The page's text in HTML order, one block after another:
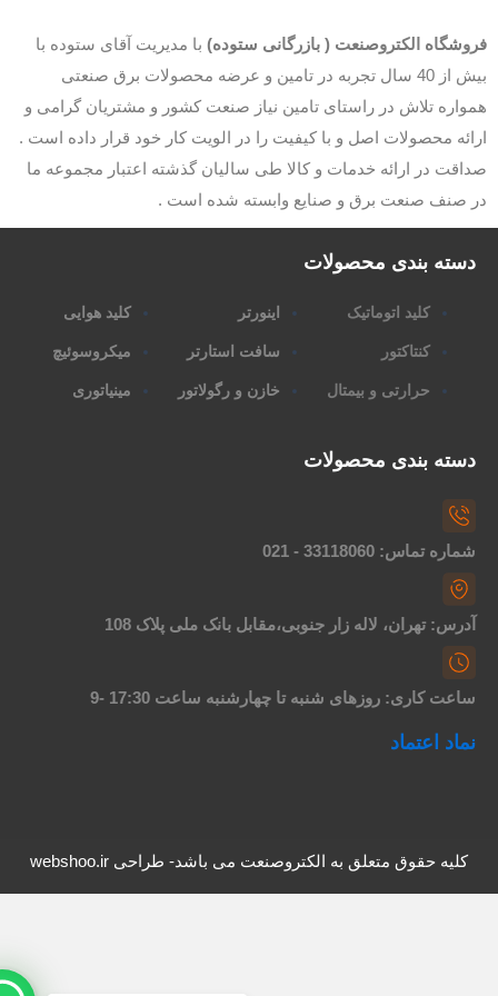
الکتروصنعت ( بازرگانی ستوده)با مدیریت آقای ستوده با
بیش از 40 سال تجربه در تامین و عرضه محصولات برق صنعتی
تلاش در راستای تامین نیاز صنعت کشور و مشتریان گرامی و
محصولات اصل و با کیفیت را در الویت کار خود قرار داده است .
در ارائه خدمات و کالا طی سالیان گذشته اعتبار مجموعه ما
صنف صنعت برق و صنایع وابسته شده است .
بندی محصولات
کلید اتوماتیک
کنتاکتور
حرارتی و بیمتال
اینورتر
سافت استارتر
خازن و رگولاتور
کلید هوایی
میکروسوئیچ
مینیاتوری
بندی محصولات
تماس: 33118060 - 021
تهران، لاله زار جنوبی،مقابل بانک ملی پلاک 108
کاری: روزهای شنبه تا چهارشنبه ساعت 17:30 -9
اعتماد
کلیه حقوق متعلق به الکتروصنعت می باشد- طراحی webshoo.ir